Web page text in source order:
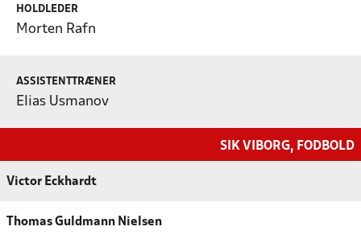
HOLDLEDER
Morten Rafn
ASSISTENTTRÆNER
Elias Usmanov
SIK VIBORG, FODBOLD
Victor Eckhardt
Thomas Guldmann Nielsen